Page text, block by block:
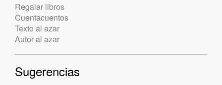
Regalar libros
Cuentacuentos
Texto al azar
Autor al azar
Sugerencias